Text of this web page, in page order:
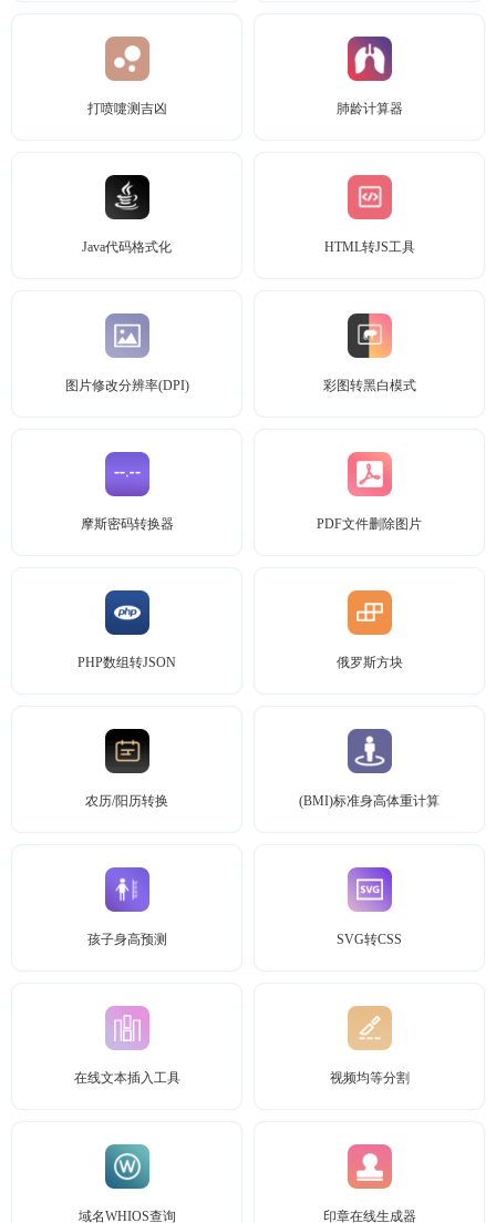
打喷嚏测吉凶 肺龄计算器
Java代码格式化 HTML转JS工具
图片修改分辨率(DPI) 彩图转黑白模式
摩斯密码转换器 PDF文件删除图片
PHP数组转JSON 俄罗斯方块
农历/阳历转换 (BMI)标准身高体重计算
孩子身高预测 SVG转CSS
在线文本插入工具 视频均等分割
域名WHIOS查询 印章在线生成器